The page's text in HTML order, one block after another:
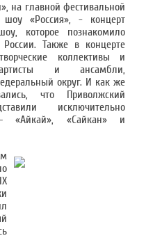
на главной фестивальной
шоу «Россия», - концерт
которое познакомило
Также в концерте
коллективы и
и ансамбли,
округ. И как же
что Приволжский
исключительно
«Айкай», «Сайкан» и